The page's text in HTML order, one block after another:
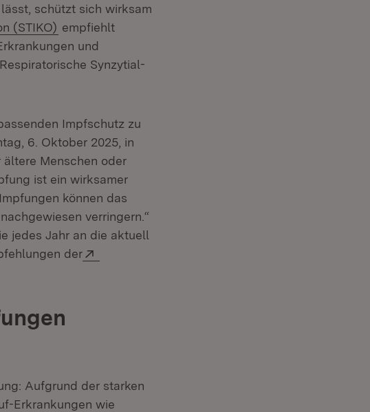
schützt sich wirksam
(STIKO) (Öffnet in neuem Fenster)
empfiehlt
und
Synzytial-
Impfschutz zu
6. Oktober 2025, in
ältere Menschen oder
ist ein wirksamer
können das
verringern.“
jedes Jahr an die aktuell
der
Aufgrund der starken
Erkrankungen wie